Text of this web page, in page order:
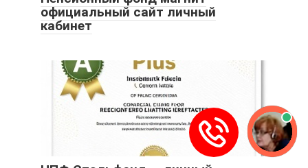
официальный сайт личный
кабинет